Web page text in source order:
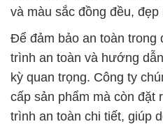
và màu sắc đồng đều, đẹp
Để đảm bảo an toàn trong
trình an toàn và hướng
kỳ quan trọng. Công ty
cấp sản phẩm mà còn đặt
trình an toàn chi tiết, giúp